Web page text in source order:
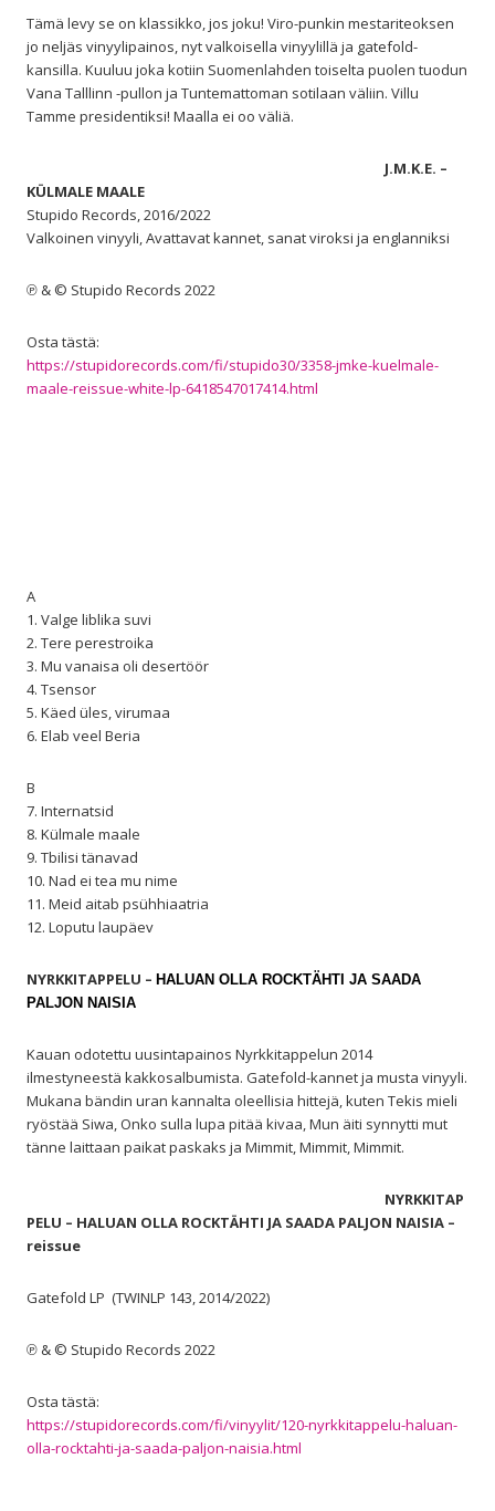
Tämä levy se on klassikko, jos joku! Viro-punkin mestariteoksen
jo neljäs vinyylipainos, nyt valkoisella vinyylillä ja gatefold-
kansilla. Kuuluu joka kotiin Suomenlahden toiselta puolen tuodun
Vana Talllinn -pullon ja Tuntemattoman sotilaan väliin. Villu
Tamme presidentiksi! Maalla ei oo väliä.
J.M.K.E. –
KÜLMALE MAALE
Stupido Records, 2016/2022
Valkoinen vinyyli, Avattavat kannet, sanat viroksi ja englanniksi
℗ & © Stupido Records 2022
Osta tästä:
https://stupidorecords.com/fi/stupido30/3358-jmke-kuelmale-
maale-reissue-white-lp-6418547017414.html
A
1. Valge liblika suvi
2. Tere perestroika
3. Mu vanaisa oli desertöör
4. Tsensor
5. Käed üles, virumaa
6. Elab veel Beria
B
7. Internatsid
8. Külmale maale
9. Tbilisi tänavad
10. Nad ei tea mu nime
11. Meid aitab psühhiaatria
12. Loputu laupäev
NYRKKITAPPELU – HALUAN OLLA ROCKTÄHTI JA SAADA
PALJON NAISIA
Kauan odotettu uusintapainos Nyrkkitappelun 2014
ilmestyneestä kakkosalbumista. Gatefold-kannet ja musta vinyyli.
Mukana bändin uran kannalta oleellisia hittejä, kuten Tekis mieli
ryöstää Siwa, Onko sulla lupa pitää kivaa, Mun äiti synnytti mut
tänne laittaan paikat paskaks ja Mimmit, Mimmit, Mimmit.
NYRKKITAP
PELU – HALUAN OLLA ROCKTÄHTI JA SAADA PALJON NAISIA –
reissue
Gatefold LP (TWINLP 143, 2014/2022)
℗ & © Stupido Records 2022
Osta tästä:
https://stupidorecords.com/fi/vinyylit/120-nyrkkitappelu-haluan-
olla-rocktahti-ja-saada-paljon-naisia.html